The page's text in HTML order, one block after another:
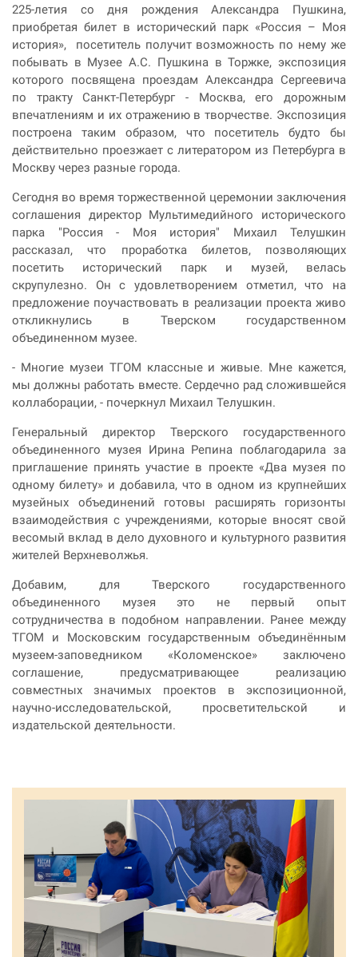
225-летия со дня рождения Александра Пушкина,
приобретая билет в исторический парк «Россия – Моя
история», посетитель получит возможность по нему же
побывать в Музее А.С. Пушкина в Торжке, экспозиция
которого посвящена проездам Александра Сергеевича
по тракту Санкт-Петербург - Москва, его дорожным
впечатлениям и их отражению в творчестве. Экспозиция
построена таким образом, что посетитель будто бы
действительно проезжает с литератором из Петербурга в
Москву через разные города.
Сегодня во время торжественной церемонии заключения
соглашения директор Мультимедийного исторического
парка "Россия - Моя история" Михаил Телушкин
рассказал, что проработка билетов, позволяющих
посетить исторический парк и музей, велась
скрупулезно. Он с удовлетворением отметил, что на
предложение поучаствовать в реализации проекта живо
откликнулись в Тверском государственном
объединенном музее.
- Многие музеи ТГОМ классные и живые. Мне кажется,
мы должны работать вместе. Сердечно рад сложившейся
коллаборации, - почеркнул Михаил Телушкин.
Генеральный директор Тверского государственного
объединенного музея Ирина Репина поблагодарила за
приглашение принять участие в проекте «Два музея по
одному билету» и добавила, что в одном из крупнейших
музейных объединений готовы расширять горизонты
взаимодействия с учреждениями, которые вносят свой
весомый вклад в дело духовного и культурного развития
жителей Верхневолжья.
Добавим, для Тверского государственного
объединенного музея это не первый опыт
сотрудничества в подобном направлении. Ранее между
ТГОМ и Московским государственным объединённым
музеем-заповедником «Коломенское» заключено
соглашение, предусматривающее реализацию
совместных значимых проектов в экспозиционной,
научно-исследовательской, просветительской и
издательской деятельности.